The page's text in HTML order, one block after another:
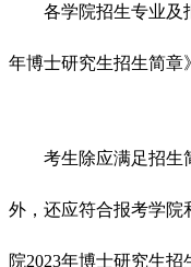
各学院招生专业及报
年博士研究生招生简章
考生除应满足招生
外，还应符合报考学院
院2023年博士研究生招